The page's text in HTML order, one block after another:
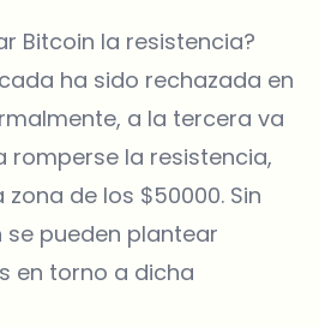
Bitcoin la resistencia?
ha sido rechazada en
a la tercera va
romperse la resistencia,
de los $50000. Sin
pueden plantear
en torno a dicha